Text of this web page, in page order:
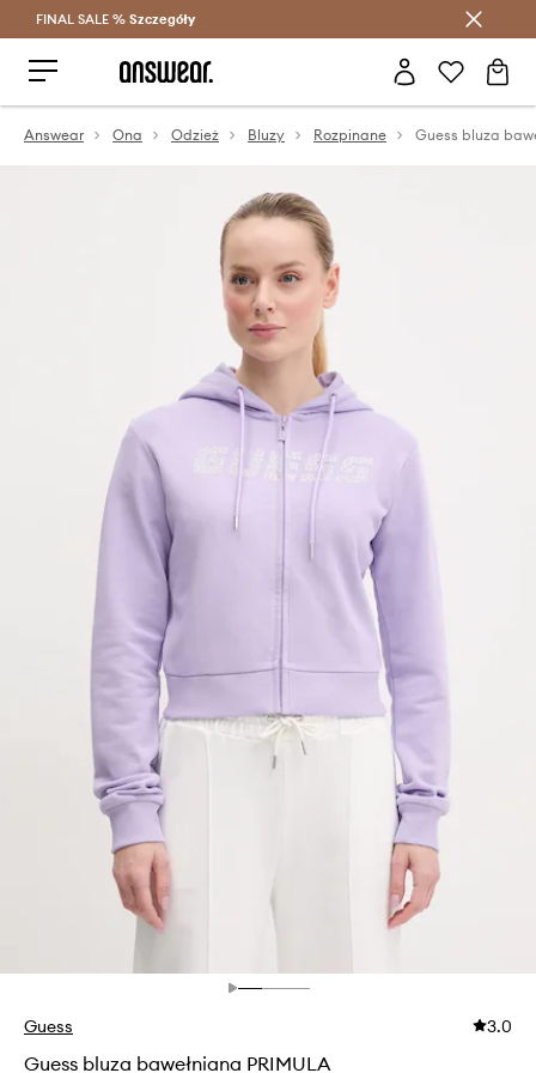
Oszczędzaj z Answear Club >
FINAL SALE % Szczegóły
Answear Ona Odzież Bluzy Rozpinane Guess bluza
Guess 3.0
Guess bluza bawełniana PRIMULA